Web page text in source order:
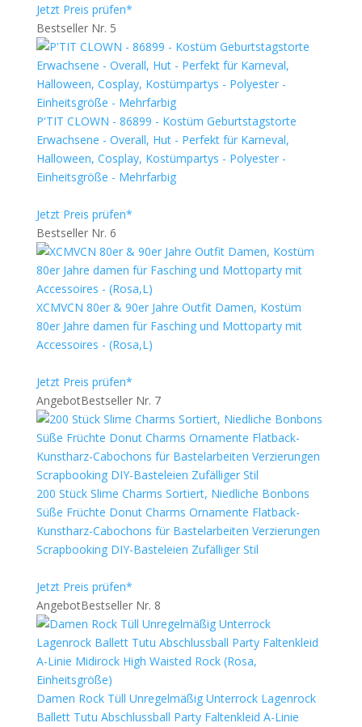
Jetzt Preis prüfen*
Bestseller Nr. 5
P'TIT CLOWN - 86899 - Kostüm Geburtstagstorte
Erwachsene - Overall, Hut - Perfekt für Karneval,
Halloween, Cosplay, Kostümpartys - Polyester -
Einheitsgröße - Mehrfarbig
Jetzt Preis prüfen*
Bestseller Nr. 6
XCMVCN 80er & 90er Jahre Outfit Damen, Kostüm
80er Jahre damen für Fasching und Mottoparty mit
Accessoires - (Rosa,L)
Jetzt Preis prüfen*
AngebotBestseller Nr. 7
200 Stück Slime Charms Sortiert, Niedliche Bonbons
Süße Früchte Donut Charms Ornamente Flatback-
Kunstharz-Cabochons für Bastelarbeiten Verzierungen
Scrapbooking DIY-Basteleien Zufälliger Stil
Jetzt Preis prüfen*
AngebotBestseller Nr. 8
Damen Rock Tüll Unregelmäßig Unterrock Lagenrock
Ballett Tutu Abschlussball Party Faltenkleid A-Linie